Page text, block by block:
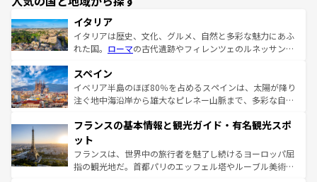
イタリア
イタリアは歴史、文化、グルメ、自然と多彩な魅力にあふ
れた国。 ローマの古代遺跡やフィレンツェのルネッサンス
ろん、トスカーナの美しい田園風景やアマルフィ海岸の絶
景など、自然景観も見逃せない。観光の合間には、本場の
ピザやパスタなど、絶品のイタリア料理を堪能することも
ませてくれるイタリアで、忘れられない旅をしてみよう！
なお、新着のイタリア情報は
しい。
スペイン
イベリア半島のほぼ80％を占めるスペインは、太陽が降り
注ぐ地中海沿岸から雄大なピレネー山脈まで、多彩な自然
文化が根付くこの国では、情熱的なフラメンコ、熱気あふ
れる闘牛、そして美味しいタパスが生活の一部となってい
る。首都マドリードの洗練された雰囲気や、バルセロナの
アートに溢れた街角から、地方では古代ローマ遺跡や中世
フランスの基本情報と観光ガイド・有名観光スポ
ット
フランスは、世界中の旅行者を魅了し続けるヨーロッパ屈
指の観光地だ。首都パリのエッフェル塔やルーブル美術館